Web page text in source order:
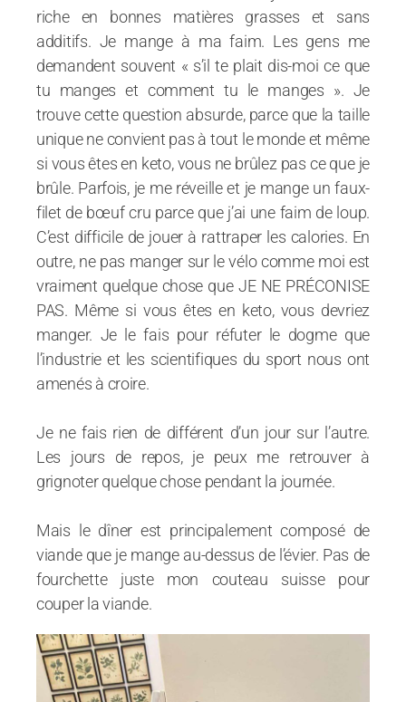
riche en bonnes matières grasses et sans
additifs. Je mange à ma faim. Les gens me
demandent souvent « s’il te plait dis-moi ce que
tu manges et comment tu le manges ». Je
trouve cette question absurde, parce que la taille
unique ne convient pas à tout le monde et même
si vous êtes en keto, vous ne brûlez pas ce que je
brûle. Parfois, je me réveille et je mange un faux-
filet de bœuf cru parce que j’ai une faim de loup.
C’est difficile de jouer à rattraper les calories. En
outre, ne pas manger sur le vélo comme moi est
vraiment quelque chose que JE NE PRÉCONISE
PAS. Même si vous êtes en keto, vous devriez
manger. Je le fais pour réfuter le dogme que
l’industrie et les scientifiques du sport nous ont
amenés à croire.
Je ne fais rien de différent d’un jour sur l’autre.
Les jours de repos, je peux me retrouver à
grignoter quelque chose pendant la journée.
Mais le dîner est principalement composé de
viande que je mange au-dessus de l’évier. Pas de
fourchette juste mon couteau suisse pour
couper la viande.